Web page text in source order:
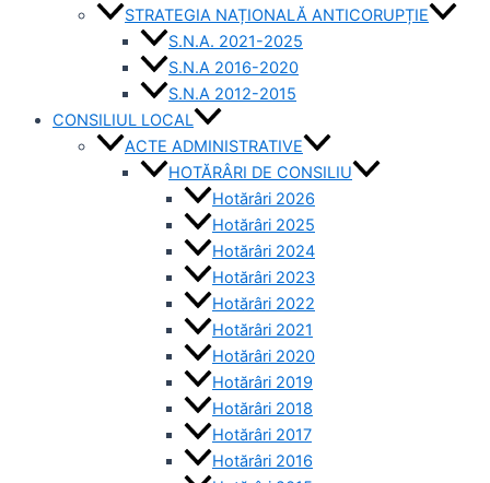
STRATEGIA NAȚIONALĂ ANTICORUPȚIE
S.N.A. 2021-2025
S.N.A 2016-2020
S.N.A 2012-2015
CONSILIUL LOCAL
ACTE ADMINISTRATIVE
HOTĂRÂRI DE CONSILIU
Hotărâri 2026
Hotărâri 2025
Hotărâri 2024
Hotărâri 2023
Hotărâri 2022
Hotărâri 2021
Hotărâri 2020
Hotărâri 2019
Hotărâri 2018
Hotărâri 2017
Hotărâri 2016